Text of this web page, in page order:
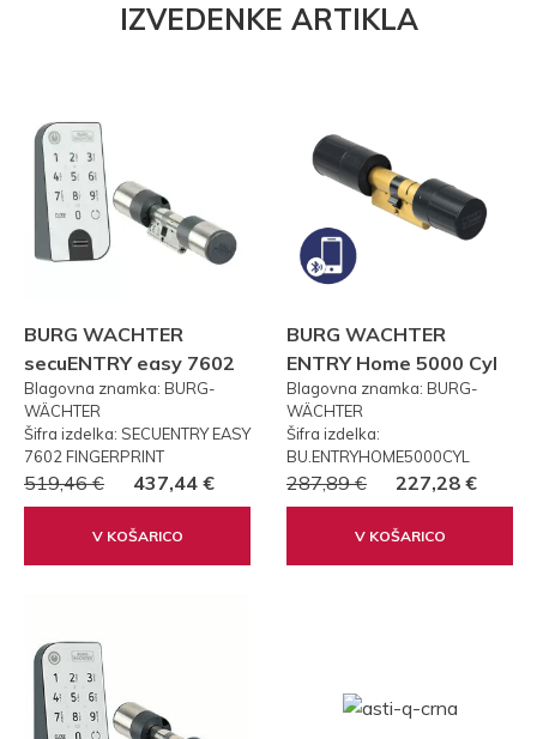
IZVEDENKE ARTIKLA
BURG WACHTER
secuENTRY easy 7602
FP PRSTNI ODTIS
Blagovna znamka: BURG-
WÄCHTER
Šifra izdelka: SECUENTRY EASY
7602 FINGERPRINT
519,46 € 437,44 €
V KOŠARICO
BURG WACHTER
ENTRY Home 5000 Cyl
Blagovna znamka: BURG-
WÄCHTER
Šifra izdelka:
BU.ENTRYHOME5000CYL
287,89 € 227,28 €
V KOŠARICO